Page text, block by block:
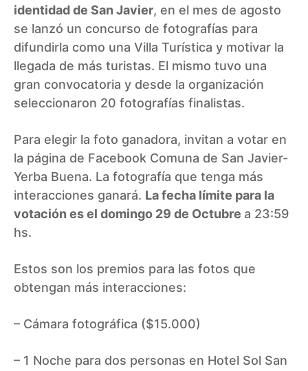
identidad de San Javier, en el mes de agosto
se lanzó un concurso de fotografías para
difundirla como una Villa Turística y motivar la
llegada de más turistas. El mismo tuvo una
gran convocatoria y desde la organización
seleccionaron 20 fotografías finalistas.
Para elegir la foto ganadora, invitan a votar en
la página de Facebook Comuna de San Javier-
Yerba Buena. La fotografía que tenga más
interacciones ganará. La fecha límite para la
votación es el domingo 29 de Octubre a 23:59
hs.
Estos son los premios para las fotos que
obtengan más interacciones:
– Cámara fotográfica ($15.000)
– 1 Noche para dos personas en Hotel Sol San